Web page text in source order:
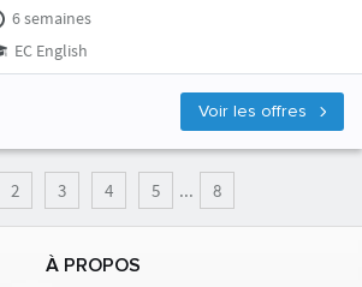
6 semaines
EC English
Voir les offres
2 3 4 5 ... 8
À PROPOS